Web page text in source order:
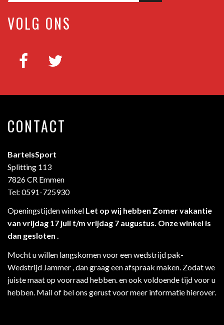
VOLG ONS
CONTACT
BartelsSport
Splitting 113
7826 CR Emmen
Tel: 0591-725930
Openingstijden winkel Let op wij hebben Zomer vakantie
van vrijdag 17 juli t/m vrijdag 7 augustus. Onze winkel is
dan gesloten .
Mocht u willen langskomen voor een wedstrijd pak-
Wedstrijd Jammer , dan graag een afspraak maken. Zodat we
juiste maat op voorraad hebben. en ook voldoende tijd voor u
hebben. Mail of bel ons gerust voor meer informatie hierover.